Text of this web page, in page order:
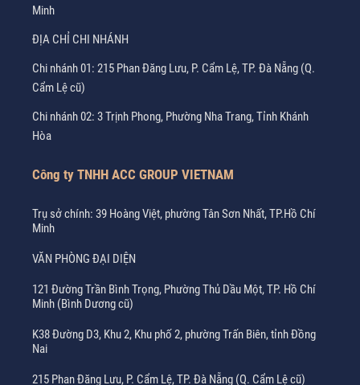
Minh
ĐỊA CHỈ CHI NHÁNH
Chi nhánh 01: 215 Phan Đăng Lưu, P. Cẩm Lệ, TP. Đà Nẵng (Q.
Cẩm Lệ cũ)
Chi nhánh 02: 3 Trịnh Phong, Phường Nha Trang, Tỉnh Khánh
Hòa
Công ty TNHH ACC GROUP VIETNAM
Trụ sở chính: 39 Hoàng Việt, phường Tân Sơn Nhất, TP.Hồ Chí
Minh
VĂN PHÒNG ĐẠI DIỆN
121 Đường Trần Bình Trọng, Phường Thủ Dầu Một, TP. Hồ Chí
Minh (Bình Dương cũ)
K38 Đường D3, Khu 2, Khu phố 2, phường Trấn Biên, tỉnh Đồng
Nai
215 Phan Đăng Lưu, P. Cẩm Lệ, TP. Đà Nẵng (Q. Cẩm Lệ cũ)